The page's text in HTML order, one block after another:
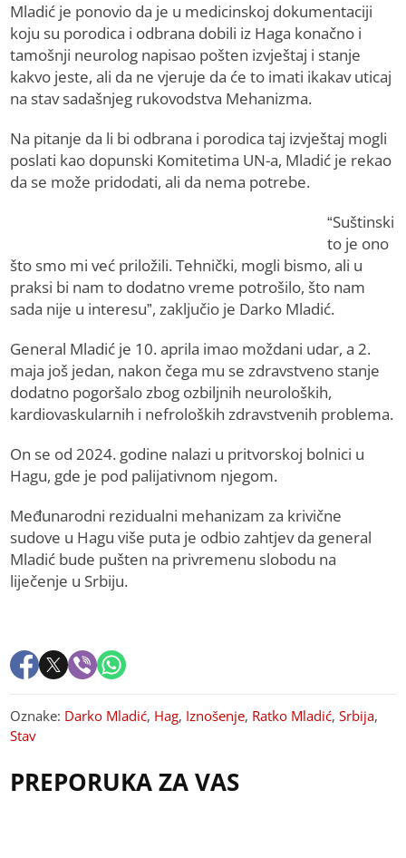
Mladić je ponovio da je u medicinskoj dokumentaciji
koju su porodica i odbrana dobili iz Haga konačno i
tamošnji neurolog napisao pošten izvještaj i stanje
kakvo jeste, ali da ne vjeruje da će to imati ikakav uticaj
na stav sadašnjeg rukovodstva Mehanizma.
Na pitanje da li bi odbrana i porodica taj izvještaj mogli
poslati kao dopunski Komitetima UN-a, Mladić je rekao
da se može pridodati, ali da nema potrebe.
“Suštinski
to je ono
što smo mi već priložili. Tehnički, mogli bismo, ali u
praksi bi nam to dodatno vreme potrošilo, što nam
sada nije u interesu”, zaključio je Darko Mladić.
General Mladić je 10. aprila imao moždani udar, a 2.
maja još jedan, nakon čega mu se zdravstveno stanje
dodatno pogoršalo zbog ozbiljnih neuroloških,
kardiovaskularnih i nefroloških zdravstvenih problema.
On se od 2024. godine nalazi u pritvorskoj bolnici u
Hagu, gde je pod palijativnom njegom.
Međunarodni rezidualni mehanizam za krivične
sudove u Hagu više puta je odbio zahtjev da general
Mladić bude pušten na privremenu slobodu na
liječenje u Srbiju.
Oznake: Darko Mladić, Hag, Iznošenje, Ratko Mladić,Srbija,
Stav
PREPORUKA ZA VAS